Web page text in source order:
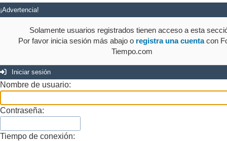
¡Advertencia!
Solamente usuarios registrados tienen acceso a esta
Por favor inicia sesión más abajo o registra una cuentacon
Tiempo.com
Iniciar sesión
Nombre de usuario:
Contraseña:
Tiempo de conexión: